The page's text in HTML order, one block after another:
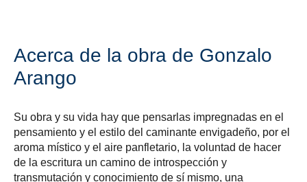
Acerca de la obra de Gonzalo
Arango
Su obra y su vida hay que pensarlas impregnadas en el
pensamiento y el estilo del caminante envigadeño, por el
aroma místico y el aire panfletario, la voluntad de hacer
de la escritura un camino de introspección y
transmutación y conocimiento de sí mismo, una